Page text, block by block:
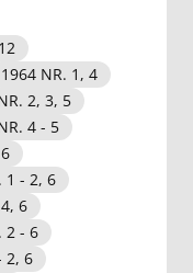
1964 NR. 1, 4
2, 3, 5
4 - 5
1 - 2, 6
6
2 - 6
2, 6